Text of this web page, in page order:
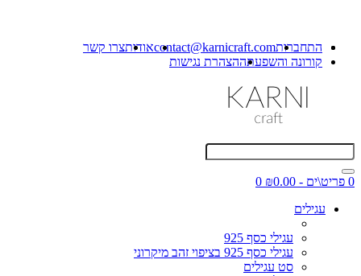
התחברותcontact@karnicraft.comאודותצרו קשר
קורונה והשפעתההצהרת נגישות
0 פריט\ים - ₪0.00
0
עגילים
עגילי כסף 925
עגילי כסף 925 בציפוי זהב מיקרוני
סט עגילים